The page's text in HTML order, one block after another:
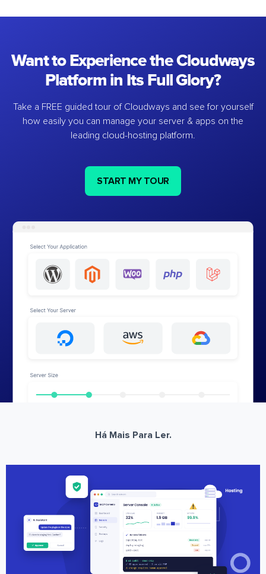
Want to Experience the Cloudways
Platform in Its Full Glory?
Take a FREE guided tour of Cloudways and see for yourself
how easily you can manage your server & apps on the
leading cloud-hosting platform.
START MY TOUR
Há Mais Para Ler.